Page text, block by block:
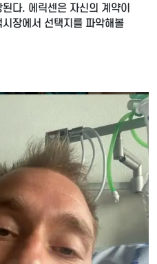
다. 에릭센은 자신의 계약이
장에서 선택지를 파악해볼